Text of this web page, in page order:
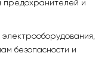
предохранителей и
безопасности и